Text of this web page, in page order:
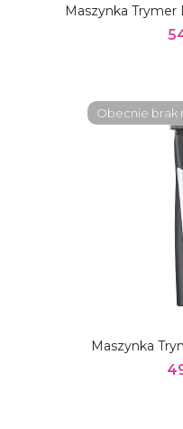
Maszynka Trymer
Maszynka
Obecnie brak